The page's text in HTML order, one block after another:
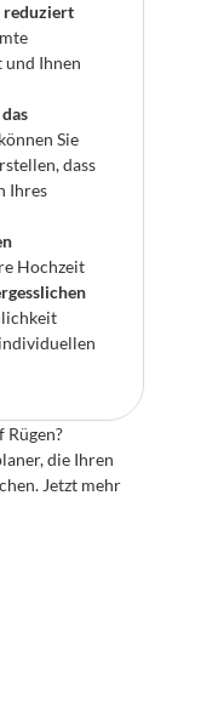
reduziert
Ihnen
dass
Ihres
Hochzeit
Rügen?
die Ihren
Jetzt mehr